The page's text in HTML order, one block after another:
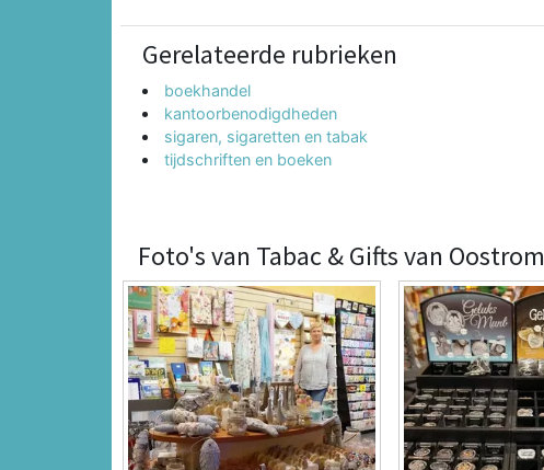
Gerelateerde rubrieken
boekhandel
kantoorbenodigdheden
sigaren, sigaretten en tabak
tijdschriften en boeken
Foto's van Tabac & Gifts van Oostrom